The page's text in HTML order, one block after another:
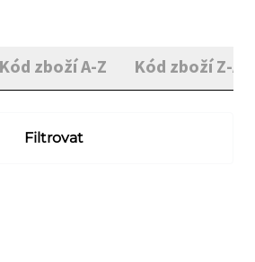
Kód zboží A-Z Kód zboží Z-A
Filtrovat